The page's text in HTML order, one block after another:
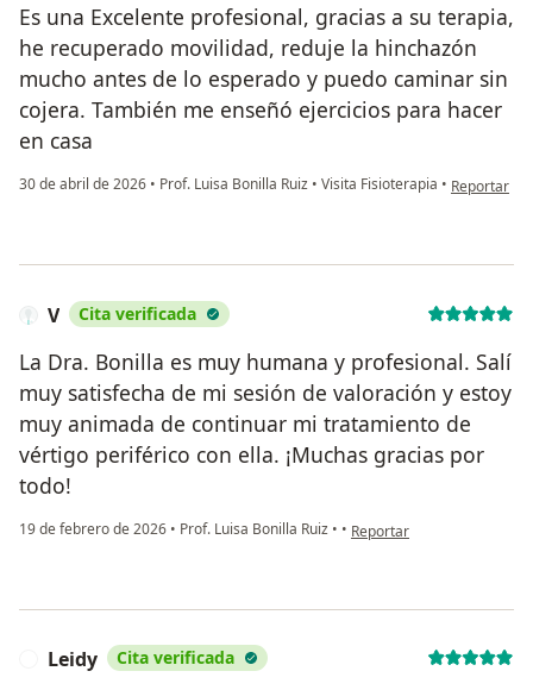
Es una Excelente profesional, gracias a su terapia,
he recuperado movilidad, reduje la hinchazón
mucho antes de lo esperado y puedo caminar sin
cojera. También me enseñó ejercicios para hacer
en casa
30 de abril de 2026 • Prof. Luisa Bonilla Ruiz • Visita Fisioterapia • en opinión
Reportar
V Cita verificada
La Dra. Bonilla es muy humana y profesional. Salí
muy satisfecha de mi sesión de valoración y estoy
muy animada de continuar mi tratamiento de
vértigo periférico con ella. ¡Muchas gracias por
todo!
19 de febrero de 2026 • Prof. Luisa Bonilla Ruiz • • en opinión del usuario V
Reportar
Leidy Cita verificada